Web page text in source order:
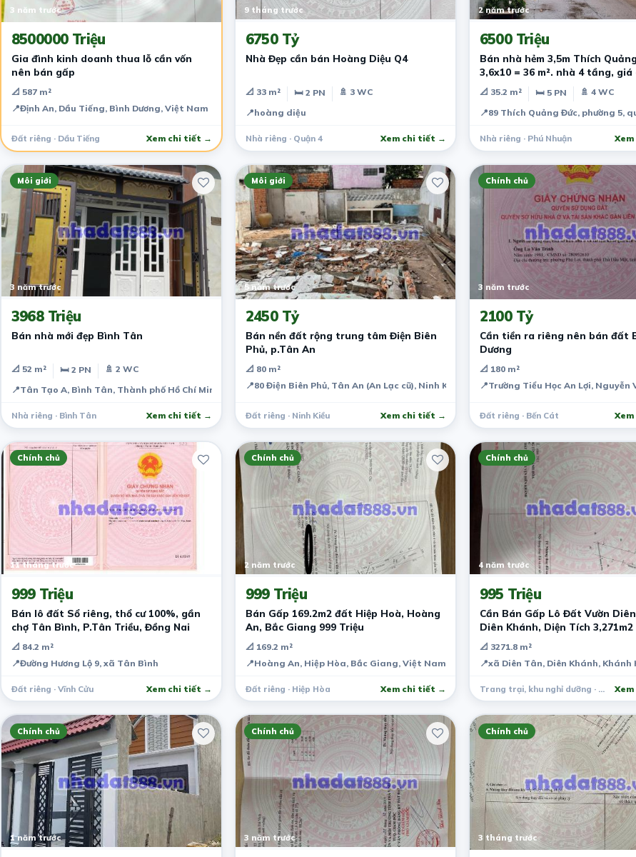
3 năm trước
8500000 Triệu
Gia đình kinh doanh thua lỗ cần vốn
nên bán gấp
📐 587 m²
📍Định An, Dầu Tiếng, Bình Dương, Việt Nam
Đất riêng · Dầu Tiếng Xem chi tiết →
9 tháng trước
6750 Tỷ
Nhà Đẹp cần bán Hoàng Diệu Q4
📐 33 m² 🛏 2 PN
🚿 3 WC
📍hoàng diệu
Nhà riêng · Quận 4 Xem chi tiết →
2 năm trước
6500 Triệu
Bán nhà hẻm 3,5m Thích
3,6x10 = 36 m². nhà 4 tầng, giá
tỷ.
📐 35.2 m² 🛏 5 PN
🚿 4 WC
📍89 Thích Quảng Đức, phường 5,
Nhà riêng · Phú Nhuận
Môi giới
3 năm trước
3968 Triệu
Bán nhà mới đẹp Bình Tân
📐 52 m² 🛏 2 PN
🚿 2 WC
📍Tân Tạo A, Bình Tân, Thành phố Hồ Chí Minh, Việt Nam
Nhà riêng · Bình Tân Xem chi tiết →
Môi giới
5 năm trước
2450 Tỷ
Bán nền đất rộng trung tâm Điện Biên
Phủ, p.Tân An
📐 80 m²
📍80 Điện Biên Phủ, Tân An (An Lạc cũ), Ninh Kiều, Cần Thơ, Việt Nam
Đất riêng · Ninh Kiều Xem chi tiết →
Chính chủ
3 năm trước
2100 Tỷ
Cần tiền ra riêng nên bán đất
Dương
📐 180 m²
📍Trường Tiểu Học An Lợi,
Đất riêng · Bến Cát
Chính chủ
11 tháng trước
999 Triệu
Bán lô đất Sổ riêng, thổ cư 100%, gần
chợ Tân Bình, P.Tân Triều, Đồng Nai
📐 84.2 m²
📍Đường Hương Lộ 9, xã Tân Bình
Đất riêng · Vĩnh Cửu Xem chi tiết →
Chính chủ
2 năm trước
999 Triệu
Bán Gấp 169.2m2 đất Hiệp Hoà, Hoàng
An, Bắc Giang 999 Triệu
📐 169.2 m²
📍Hoàng An, Hiệp Hòa, Bắc Giang, Việt Nam
Đất riêng · Hiệp Hòa Xem chi tiết →
Chính chủ
4 năm trước
995 Triệu
Cần Bán Gấp Lô Đất Vườn
Diên Khánh, Diện Tích
Tư
📐 3271.8 m²
📍xã Diên Tân, Diên Khánh, Khánh
Trang trại, khu nghỉ dưỡng · Diên Khánh
Chính chủ
1 năm trước
Chính chủ
3 năm trước
Chính chủ
3 tháng trước